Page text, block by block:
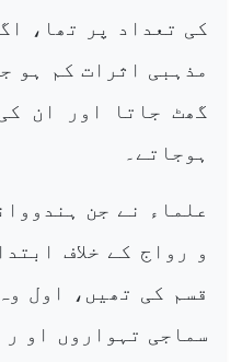
کی تعداد پر تھا،
مذہبی اثرات کم ہو
گھٹ جاتا اور ان
ہوجاتے۔
علماء نے جن
و رواج کے خلاف
قسم کی تھیں، اول
سماجی تہواروں او